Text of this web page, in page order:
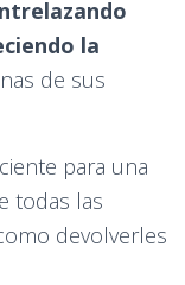
la
de sus
para una
todas las
devolverles